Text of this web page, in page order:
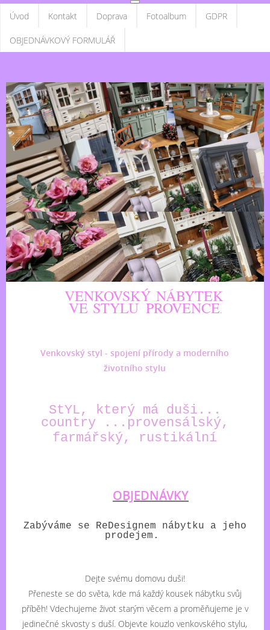
Úvod Kontakt Doprava Fotoalbum GDPR
OBJEDNÁVKOVÝ FORMULÁŘ
VENKOVSKÝ NÁBYTEK
VESTYLU PROVENCE.
Venkovský styl - spojení přírody a moderního
životního stylu
StYL, který má duši...
country ...provensálský,
farmářský, rustikální
OBJEDNÁVKY
Zabýváme se ReDesignem nábytku a jeho
prodejem.
Dejte svému domovu duši!
Přeneste se do světa, kde má každý kousek nábytku svůj
příběh! Vdechujeme život starým věcem a proměňujeme je v
jedinečné skvosty s duší. Objevte kouzlo venkovského stylu,